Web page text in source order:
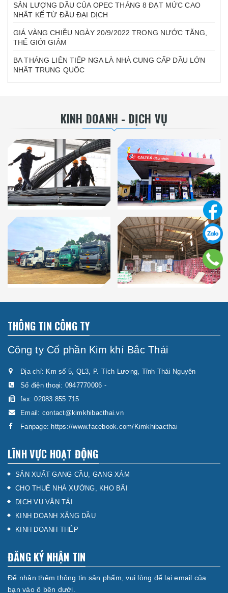
SẢN LƯỢNG DẦU CỦA OPEC THÁNG 8 ĐẠT MỨC CAO
NHẤT KỂ TỪ ĐẦU ĐẠI DỊCH
GIÁ VÀNG CHIỀU NGÀY 20/9/2022 TRONG NƯỚC TĂNG,
THẾ GIỚI GIẢM
BA THÁNG LIÊN TIẾP NGA LÀ NHÀ CUNG CẤP DẦU LỚN
NHẤT TRUNG QUỐC
KINH DOANH - DỊCH VỤ
THÔNG TIN CÔNG TY
Công ty Cổ phần Kim khí Bắc Thái
Địa chỉ: Km số 5, QL3, P. Tích Lương, Tỉnh Thái Nguyên
Số điện thoại: 0947770006 -
fax: 02083.855.715
Email: contact@kimkhibacthai.vn
Fanpage: https://www.facebook.com/Kimkhibacthai
LĨNH VỰC HOẠT ĐỘNG
SẢN XUẤT GANG CẦU, GANG XÁM
CHO THUÊ NHÀ XƯỞNG, KHO BÃI
DỊCH VỤ VẬN TẢI
KINH DOANH XĂNG DẦU
KINH DOANH THÉP
ĐĂNG KÝ NHẬN TIN
Để nhận thêm thông tin sản phẩm, vui lòng để lại email của
bạn vào ô bên dưới.